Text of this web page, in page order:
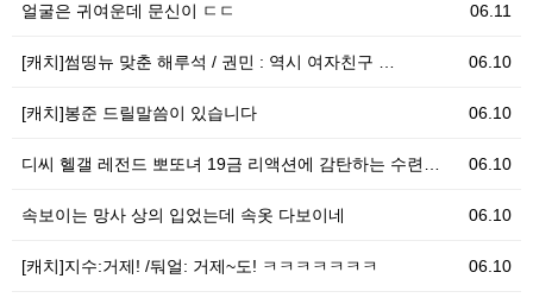
06.11
얼굴은 귀여운데 문신이 ㄷㄷ
06.10
[캐치]썸띵뉴 맞춘 해루석 / 권민 : 역시 여자친구 …
06.10
[캐치]봉준 드릴말씀이 있습니다
06.10
디씨 헬갤 레전드 뽀또녀 19금 리액션에 감탄하는 수련…
06.10
속보이는 망사 상의 입었는데 속옷 다보이네
06.10
[캐치]지수:거제! /둬얼: 거제~도! ㅋㅋㅋㅋㅋㅋㅋ